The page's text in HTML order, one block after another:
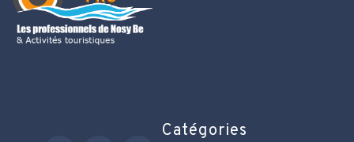
Catégories